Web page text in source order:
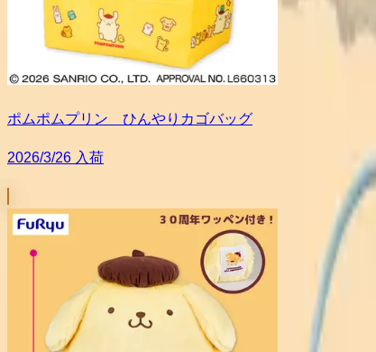
ポムポムプリン ひんやりカゴバッグ
2026/3/26 入荷